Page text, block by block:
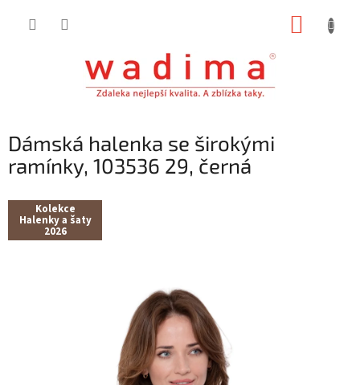
Dámská halenka se širokými
ramínky, 103536 29, černá
Kolekce
Halenky a šaty
2026